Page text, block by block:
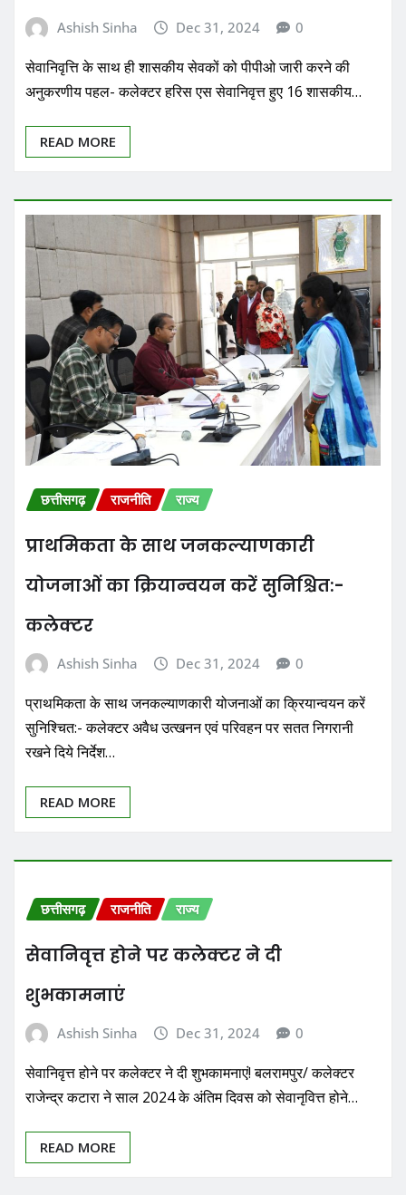
Ashish Sinha Dec 31, 2024 0
सेवानिवृत्ति के साथ ही शासकीय सेवकों को पीपीओ जारी करने की
अनुकरणीय पहल- कलेक्टर हरिस एस सेवानिवृत्त हुए 16 शासकीय…
READ MORE
छत्तीसगढ़ राजनीति राज्य
प्राथमिकता के साथ जनकल्याणकारी
योजनाओं का क्रियान्वयन करें सुनिश्चित:-
कलेक्टर
Ashish Sinha Dec 31, 2024 0
प्राथमिकता के साथ जनकल्याणकारी योजनाओं का क्रियान्वयन करें
सुनिश्चित:- कलेक्टर अवैध उत्खनन एवं परिवहन पर सतत निगरानी
रखने दिये निर्देश…
READ MORE
छत्तीसगढ़ राजनीति राज्य
सेवानिवृत्त होने पर कलेक्टर ने दी
शुभकामनाएं
Ashish Sinha Dec 31, 2024 0
सेवानिवृत्त होने पर कलेक्टर ने दी शुभकामनाएं! बलरामपुर/ कलेक्टर
राजेन्द्र कटारा ने साल 2024 के अंतिम दिवस को सेवानृवित्त होने…
READ MORE